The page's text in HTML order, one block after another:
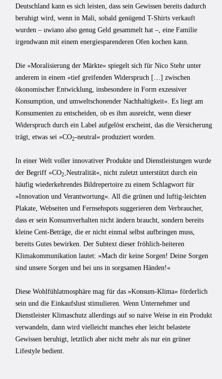
Deutschland kann es sich leisten, dass sein Gewissen bereits dadurch
beruhigt wird, wenn in Mali, sobald genügend T-Shirts verkauft
wurden – uwiano also genug Geld gesammelt hat –, eine Familie
irgendwann mit einem energiesparenderen Ofen kochen kann.
Die »Moralisierung der Märkte« spiegelt sich für Nico Stehr unter
anderem in einem »tief greifenden Widerspruch […] zwischen
ökonomischer Entwicklung, insbesondere in Form exzessiver
Konsumption, und umweltschonender Nachhaltigkeit«. Es liegt am
Konsumenten zu entscheiden, ob es ihm ausreicht, wenn dieser
Widerspruch durch ein Label aufgelöst erscheint, das die Versicherung
trägt, etwas sei »CO2-neutral« produziert worden.
In einer Welt voller innovativer Produkte und Dienstleistungen wurde
der Begriff »CO2-Neutralität«, nicht zuletzt unterstützt durch ein
häufig wiederkehrendes Bildrepertoire zu einem Schlagwort für
»Innovation und Verantwortung«. All die grünen und luftig-leichten
Plakate, Webseiten und Fernsehspots suggerieren dem Verbraucher,
dass er sein Konsumverhalten nicht ändern braucht, sondern bereits
kleine Cent-Beträge, die er nicht einmal selbst aufbringen muss,
bereits Gutes bewirken. Der Subtext dieser fröhlich-heiteren
Klimakommunikation lautet: »Mach dir keine Sorgen! Deine Sorgen
sind unsere Sorgen und bei uns in sorgsamen Händen!«
Diese Wohlfühlatmosphäre mag für das »Konsum-Klima« förderlich
sein und die Einkaufslust stimulieren. Wenn Unternehmer und
Dienstleister Klimaschutz allerdings auf so naive Weise in ein Produkt
verwandeln, dann wird vielleicht manches eher leicht belastete
Gewissen beruhigt, letztlich aber nicht mehr als nur ein grüner
Lifestyle bedient.